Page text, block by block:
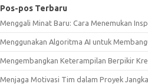
Pos-pos Terbaru
Menggali Minat Baru: Cara Menemukan
Menggunakan Algoritma AI untuk
Mengembangkan Keterampilan Berpikir
Menjaga Motivasi Tim dalam Proyek